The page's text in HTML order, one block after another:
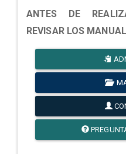
ANTES DE
REVISAR LOS